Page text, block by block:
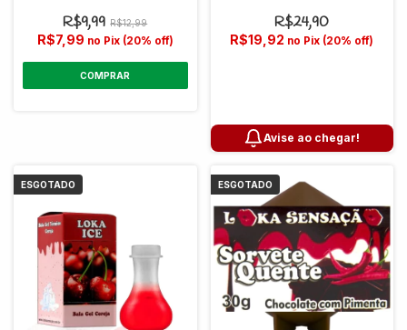
R$9,99 R$12,99
R$7,99 no Pix (20% off)
R$24,90
R$19,92 no Pix (20% off)
Avise ao chegar!
ESGOTADO ESGOTADO